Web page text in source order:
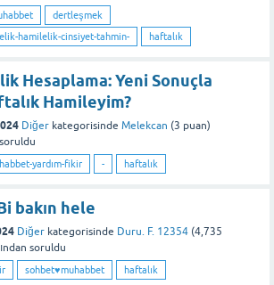
dertleşmek
hamilelik-cinsiyet-tahmin-
haftalık
Hesaplama: Yeni Sonuçla
Hamileyim?
Diğer kategorisinde Melekcan (3 puan)
soruldu
yardım-fikir - haftalık
bakın hele
Diğer kategorisinde Duru. F. 12354 (4,735
soruldu
sohbet♥️muhabbet haftalık